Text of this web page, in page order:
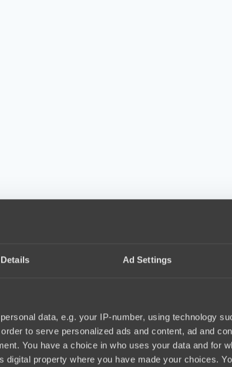
Details Ad Settings
data, e.g. your IP-number, using technology
to serve personalized ads and content, ad and
You have a choice in who uses your data and for
digital property where you have made your choices.